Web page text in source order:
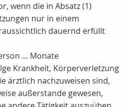
wenn die in Absatz (1)
nur in einem
dauernd erfüllt
... Monate
Krankheit, Körperverletzung
ärztlich nachzuweisen sind,
außerstande gewesen,